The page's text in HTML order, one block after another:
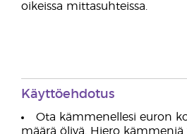
oikeissa mittasuhteissa.
Käyttöehdotus
Ota kämmenellesi euron
määrä öljyä. Hiero